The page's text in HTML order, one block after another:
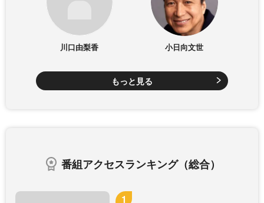
川口由梨香 小日向文世
もっと見る
番組アクセスランキング（総合）